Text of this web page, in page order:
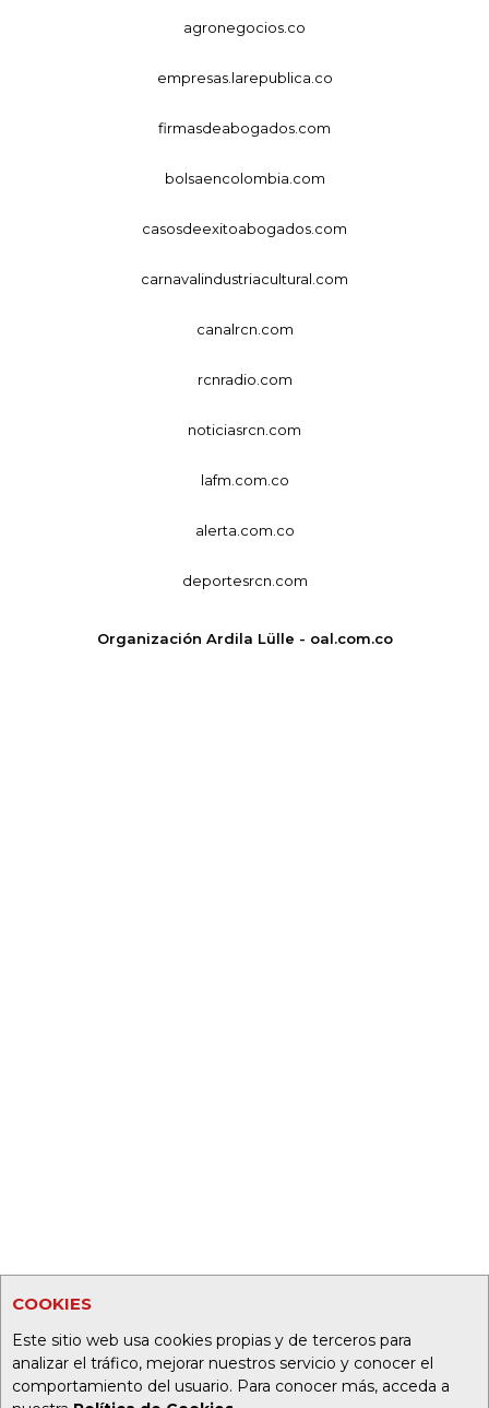
COOKIES
Este sitio web usa cookies propias y de terceros para
analizar el tráfico, mejorar nuestros servicio y conocer el
comportamiento del usuario. Para conocer más, acceda a
agronegocios.co
empresas.larepublica.co
firmasdeabogados.com
bolsaencolombia.com
casosdeexitoabogados.com
carnavalindustriacultural.com
canalrcn.com
rcnradio.com
noticiasrcn.com
lafm.com.co
alerta.com.co
deportesrcn.com
Organización Ardila Lülle - oal.com.co